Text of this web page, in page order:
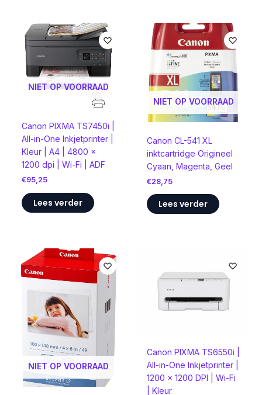
NIET OP VOORRAAD
Canon PIXMA TS7450i |
All-in-One Inkjetprinter |
Kleur | A4 | 4800 ×
1200 dpi | Wi-Fi | ADF
€95,25
Lees verder
NIET OP VOORRAAD
Canon CL-541 XL
inktcartridge Origineel
Cyaan, Magenta, Geel
€28,75
Lees verder
NIET OP VOORRAAD
Canon PIXMA TS6550i |
All-in-One Inkjetprinter |
1200 x 1200 DPI | Wi-Fi
| Kleur